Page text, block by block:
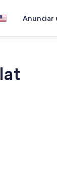
Anunciar